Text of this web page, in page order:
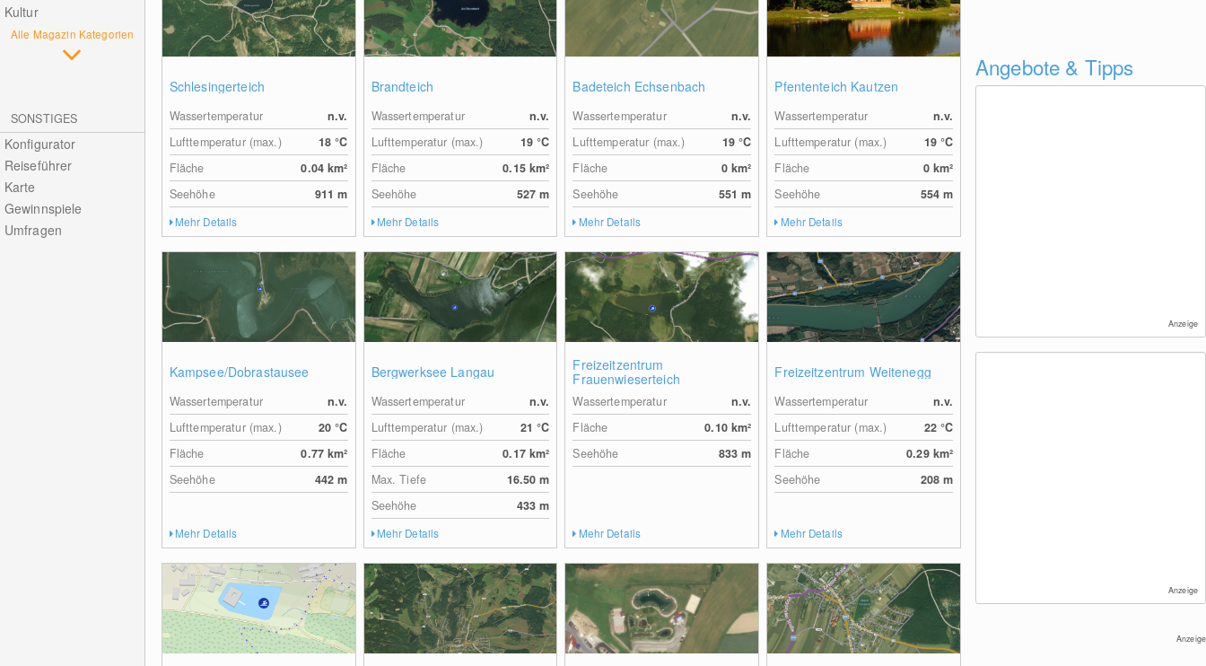
Kultur
Alle Magazin Kategorien
SONSTIGES
Konfigurator
Reiseführer
Karte
Gewinnspiele
Umfragen
Schlesingerteich
Wassertemperatur
n.v.
Lufttemperatur (max.)
18°C
Fläche
0.04km²
Seehöhe
911m
Mehr Details
Brandteich
Wassertemperatur
n.v.
Lufttemperatur (max.)
19°C
Fläche
0.15km²
Seehöhe
527m
Mehr Details
Badeteich Echsenbach
Wassertemperatur
n.v.
Lufttemperatur (max.)
19°C
Fläche
0 km²
Seehöhe
551m
Mehr Details
Pfententeich Kautzen
Wassertemperatur
n.v.
Lufttemperatur (max.)
19 °C
Fläche
0 km²
Seehöhe
554m
Mehr Details
Kampsee/Dobrastausee
Wassertemperatur
n.v.
Lufttemperatur (max.)
20°C
Fläche
0.77km²
Seehöhe
442m
Mehr Details
Bergwerksee Langau
Wassertemperatur
n.v.
Lufttemperatur (max.)
21°C
Fläche
0.17km²
Max. Tiefe
16.50m
Seehöhe
433m
Mehr Details
Freizeitzentrum
Frauenwieserteich
Wassertemperatur
n.v.
Fläche
0.10 km²
Seehöhe
833m
Mehr Details
Freizeitzentrum Weitenegg
Wassertemperatur
n.v.
Lufttemperatur (max.)
22 °C
Fläche
0.29 km²
Seehöhe
208m
Mehr Details
Angebote & Tipps
Anzeige
Anzeige
Anzeige